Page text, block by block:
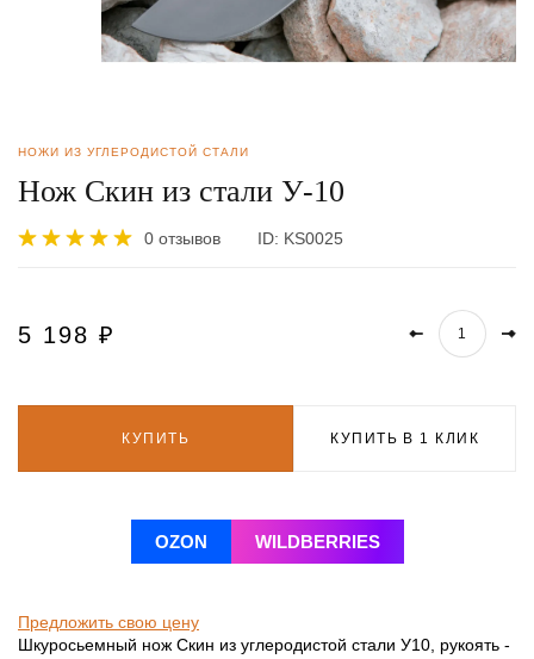
НОЖИ ИЗ УГЛЕРОДИСТОЙ СТАЛИ
Нож Скин из стали У-10
0 отзывов ID: KS0025
5 198 ₽
КУПИТЬ КУПИТЬ В 1 КЛИК
OZON WILDBERRIES
Предложить свою цену
Шкуросьемный нож Скин из углеродистой стали У10, рукоять -